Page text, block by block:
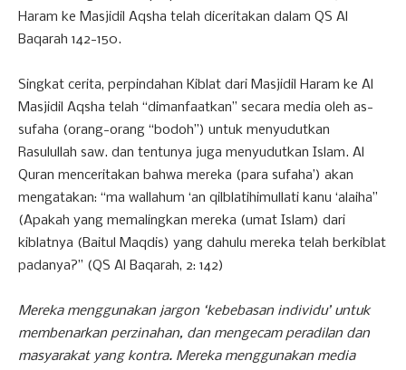
Haram ke Masjidil Aqsha telah diceritakan dalam QS Al
Baqarah 142-150.
Singkat cerita, perpindahan Kiblat dari Masjidil Haram ke Al
Masjidil Aqsha telah “dimanfaatkan” secara media oleh as-
sufaha (orang-orang “bodoh”) untuk menyudutkan
Rasulullah saw. dan tentunya juga menyudutkan Islam. Al
Quran menceritakan bahwa mereka (para sufaha’) akan
mengatakan: “ma wallahum ‘an qilblatihimullati kanu ‘alaiha”
(Apakah yang memalingkan mereka (umat Islam) dari
kiblatnya (Baitul Maqdis) yang dahulu mereka telah berkiblat
padanya?” (QS Al Baqarah, 2: 142)
Mereka menggunakan jargon ‘kebebasan individu’ untuk
membenarkan perzinahan, dan mengecam peradilan dan
masyarakat yang kontra. Mereka menggunakan media